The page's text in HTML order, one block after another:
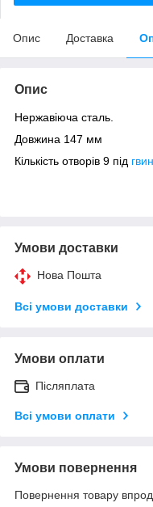
Опис Доставка
Опис
Нержавіюча сталь.
Довжина 147 мм
Кількість отворів 9 під
Умови доставки
Нова Пошта
Всі умови доставки
Умови оплати
Післяплата
Всі умови оплати
Умови повернення
Повернення товару